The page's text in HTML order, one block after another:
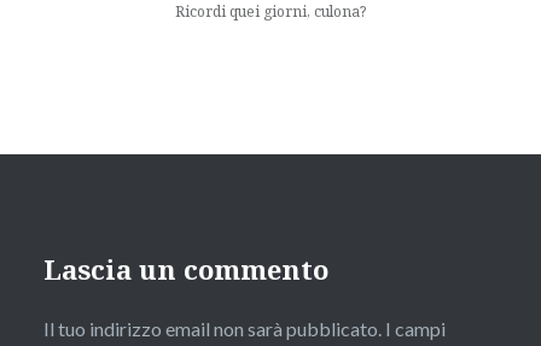
Ricordi quei giorni, culona?
Lascia un commento
Il tuo indirizzo email non sarà pubblicato. I campi